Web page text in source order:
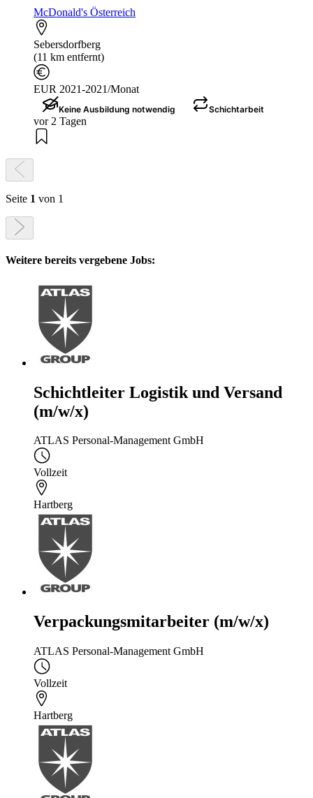
McDonald's Österreich
Sebersdorfberg
(11 km entfernt)
EUR 2021-2021/Monat
Keine Ausbildung notwendig Schichtarbeit
vor 2 Tagen
Seite 1 von 1
Weitere bereits vergebene Jobs:
Schichtleiter Logistik und Versand
(m/w/x)
ATLAS Personal-Management GmbH
Vollzeit
Hartberg
Verpackungsmitarbeiter (m/w/x)
ATLAS Personal-Management GmbH
Vollzeit
Hartberg